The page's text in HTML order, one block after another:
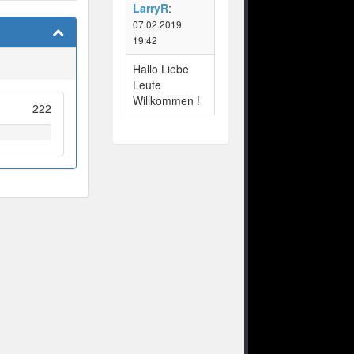
222
LarryR:
07.02.2019
19:42
Hallo Liebe
Leute
Willkommen !